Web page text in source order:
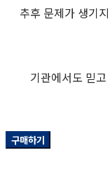
추후 문제가 생기
기관에서도 믿
구매하기